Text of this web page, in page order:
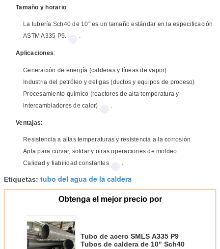
Tamaño y horario:
La tubería Sch40 de 10" es un tamaño estándar en la especificación
ASTM A335 P9.
.
Aplicaciones:
Generación de energía (calderas y líneas de vapor)
Industria del petróleo y del gas (ductos y equipos de proceso)
Procesamiento químico (reactores de alta temperatura y
intercambiadores de calor)
Ventajas:
Resistencia a altas temperaturas y resistencia a la corrosión
Apta para curvar, soldar y otras operaciones de moldeo
Calidad y fiabilidad constantes
.
Etiquetas: tubo del agua de la caldera
Obtenga el mejor precio por
Tubo de acero SMLS A335 P9
Tubos de caldera de 10" Sch40